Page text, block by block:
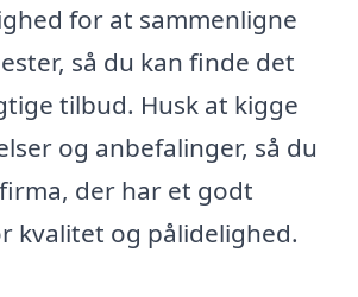
for at sammenligne
så du kan finde det
tilbud. Husk at kigge
og anbefalinger, så du
der har et godt
kvalitet og pålidelighed.